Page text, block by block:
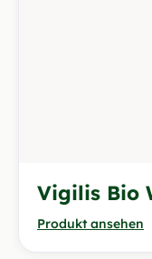
Vigilis Bio
Produkt ansehen